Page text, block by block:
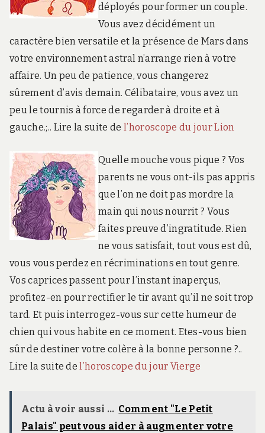
déployés pour former un couple.
Vous avez décidément un
caractère bien versatile et la présence de Mars dans
votre environnement astral n’arrange rien à votre
affaire. Un peu de patience, vous changerez
sûrement d’avis demain. Célibataire, vous avez un
peu le tournis à force de regarder à droite et à
gauche.;.. Lire la suite de l’horoscope du jour Lion
Quelle mouche vous pique ? Vos
parents ne vous ont-ils pas appris
que l’on ne doit pas mordre la
main qui nous nourrit ? Vous
faites preuve d’ingratitude. Rien
ne vous satisfait, tout vous est dû,
vous vous perdez en récriminations en tout genre.
Vos caprices passent pour l’instant inaperçus,
profitez-en pour rectifier le tir avant qu’il ne soit trop
tard. Et puis interrogez-vous sur cette humeur de
chien qui vous habite en ce moment. Etes-vous bien
sûr de destiner votre colère à la bonne personne ?..
Lire la suite del’horoscope du jour Vierge
Actu à voir aussi ... Comment "Le Petit
Palais" peut vous aider à augmenter votre